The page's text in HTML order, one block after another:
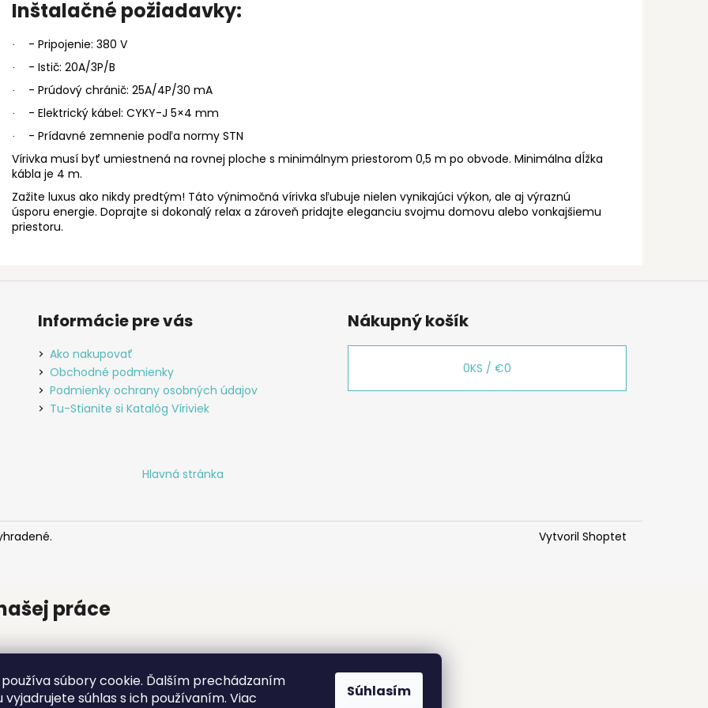
súbory cookie. Ďalším prechádzaním
súhlas s ich používaním. Viac
Súhlasím
Inštalačné požiadavky:
· - Pripojenie: 380 V
· - Istič: 20A/3P/B
· - Prúdový chránič: 25A/4P/30 mA
· - Elektrický kábel: CYKY-J 5×4 mm
·
- Prídavné zemnenie podľa normy STN
Vírivka musí byť umiestnená na rovnej ploche s minimálnym priestorom 0,5 m po obvode. Minimálna dĺžka
kábla je 4 m.
Zažite luxus ako nikdy predtým! Táto výnimočná vírivka sľubuje nielen vynikajúci výkon, ale aj výraznú
úsporu energie. Doprajte si dokonalý relax a zároveň pridajte eleganciu svojmu domovu alebo vonkajšiemu
priestoru.
Informácie pre vás
Ako nakupovať
Obchodné podmienky
Podmienky ochrany osobných údajov
Tu-Stianite si Katalóg Víriviek
Nákupný košík
0KS /€0
Hlavná stránka
Vytvoril Shoptet
práce
načas, všetko prebehlo výborne, odporúčam!